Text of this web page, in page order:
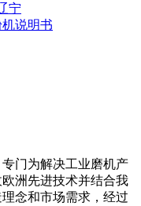
宁
说明书
门为解决工业磨机产
洲先进技术并结合我
念和市场需求，经过